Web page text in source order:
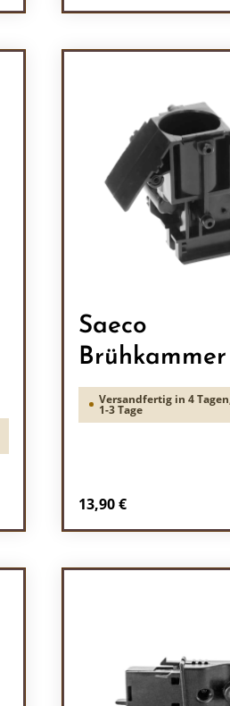
Saeco
Brühkammer
Versandfertig in 4
1-3 Tage
Regulärer Preis:
13,90 €